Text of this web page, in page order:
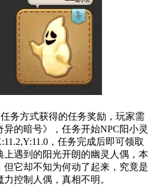
务方式获得的任务奖励，玩家需
的暗号》，任务开始NPC阳小灵
，任务完成后即可领取
上遇到的阳光开朗的幽灵人偶，本
它却不知为何动了起来，究竟是
控制人偶，真相不明。